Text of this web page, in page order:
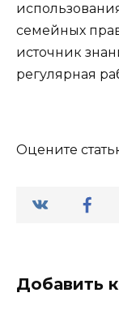
семейных
источник
регулярная
Оцените
Добавить